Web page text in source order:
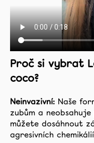
Proč si vybrat
coco?
Neinvazivní: Naše
zubům a
můžete dosáhnout
agresivních